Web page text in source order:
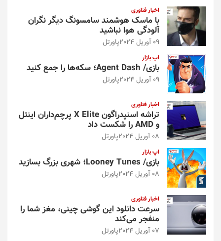
اخبار فناوری
با ماسک هوشمند سامسونگ دیگر نگران
آلودگی هوا نباشید
09 آوریل 2024 پاورتل
اپ بازار
بازی/ Agent Dash؛ سکه‌ها را جمع کنید
09 آوریل 2024 پاورتل
اخبار فناوری
تراشه اسنپدراگون X Elite پرچم‌داران اینتل
و AMD را شکست داد
08 آوریل 2024 پاورتل
اپ بازار
بازی/ Looney Tunes؛ شهری بزرگ بسازید
08 آوریل 2024 پاورتل
اخبار فناوری
سرعت دانلود این گوشی چینی، مغز شما را
منفجر می‌کند
07 آوریل 2024 پاورتل